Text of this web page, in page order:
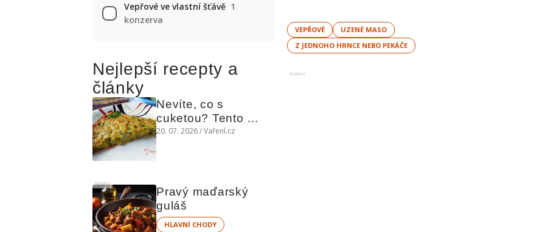
Vepřové ve vlastní šťávě 1
konzerva
Nejlepší recepty a
články
Nevíte, co s
cuketou? Tento
levný slaný koláč
20. 07. 2026 / Vaření.cz
Reklama
Pravý maďarský
guláš
HLAVNÍ CHODY
VEPŘOVÉ
UZENÉ MASO
Z JEDNOHO HRNCE NEBO PEKÁČE
Reklama